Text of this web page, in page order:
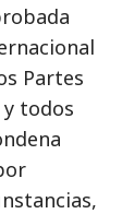
Partes
y todos